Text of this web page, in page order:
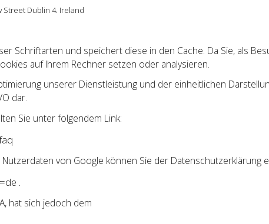
Street Dublin 4. Ireland
Schriftarten und speichert diese in den Cache. Da Sie, als
auf Ihrem Rechner setzen oder analysieren.
unserer Dienstleistung und der einheitlichen
dar.
Sie unter folgendem Link:
von Google können Sie der Datenschutzerklärung
.
hat sich jedoch dem